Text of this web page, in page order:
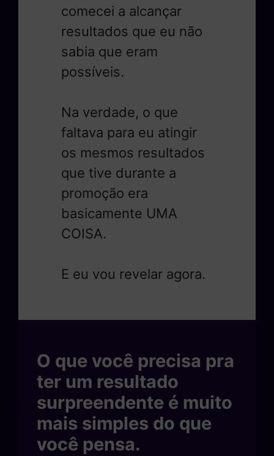
comecei a alcançar
resultados que eu não
sabia que eram
possíveis.
Na verdade, o que
faltava para eu atingir
os mesmos resultados
que tive durante a
promoção era
basicamente UMA
COISA.
E eu vou revelar agora.
O que você precisa pra
ter um resultado
surpreendente é muito
mais simples do que
você pensa.